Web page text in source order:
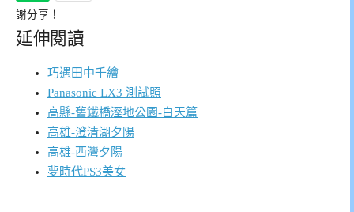
謝分享！
延伸閱讀
巧遇田中千繪
Panasonic LX3 測試照
高縣-舊鐵橋溼地公園-白天篇
高雄-澄清湖夕陽
高雄-西灣夕陽
夢時代PS3美女